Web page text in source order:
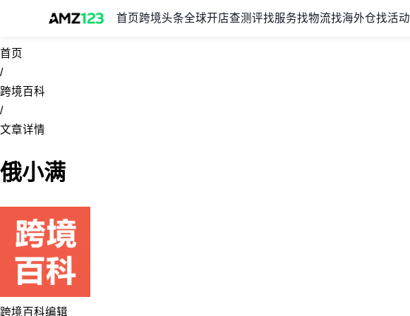
首页 跨境头条全球开店查测评找服务找物流找海外仓找活动
首页
/
跨境百科
/
文章详情
俄小满
跨境百科编辑